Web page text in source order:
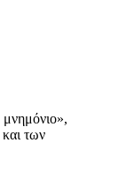
των